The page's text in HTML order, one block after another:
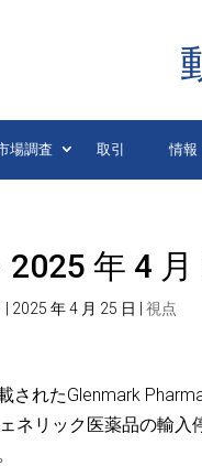
場調査 取引 情報
年 4 月
2025 年 4 月 25 日 |視点
されたGlenmark
ネリック医薬品の輸